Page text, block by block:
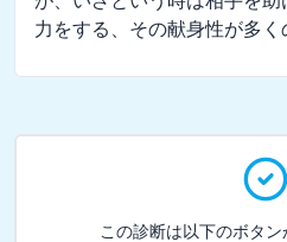
力をする、その献身性が多く
この診断は以下のボタン